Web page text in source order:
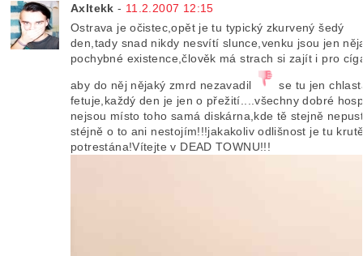
Axltekk - 11.2.2007 12:15
Ostrava je očistec,opět je tu typický zkurvený šedý
den,tady snad nikdy nesvítí slunce,venku jsou jen
pochybné existence,člověk má strach si zajít i pro
aby do něj nějaký zmrd nezavadil
se tu jen
fetuje,každý den je jen o přežití....všechny dobré
nejsou místo toho samá diskárna,kde tě stejně
stéjně o to ani nestojím!!!jakakoliv odlišnost je tu
potrestána!Vítejte v DEAD TOWNU!!!